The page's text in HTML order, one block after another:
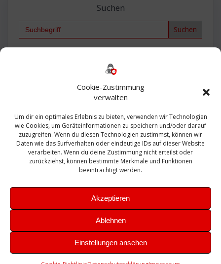
Cookie-Zustimmung
verwalten
Um dir ein optimales Erlebnis zu bieten, verwenden wir Technologien
wie Cookies, um Geräteinformationen zu speichern und/oder darauf
zuzugreifen. Wenn du diesen Technologien zustimmst, können wir
Daten wie das Surfverhalten oder eindeutige IDs auf dieser Website
verarbeiten. Wenn du deine Zustimmung nicht erteilst oder
zurückziehst, können bestimmte Merkmale und Funktionen
beeinträchtigt werden.
Akzeptieren
Ablehnen
Einstellungen ansehen
Suchen
Search
Bautagebuch
Exchange firewall Fritzbox
Microsoft
Sanierung SBS Security Server Sicherheit
Sicherung SIEM Sophos SSL Ubuntu
Update Upgrade UTM VCenter VCSA Veeam
VMWare VPN WAZUH Windows
Zertifikat
Theme